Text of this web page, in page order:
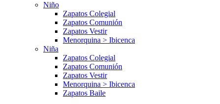
Niño
Zapatos Colegial
Zapatos Comunión
Zapatos Vestir
Menorquina > Ibicenca
Niña
Zapatos Colegial
Zapatos Comunión
Zapatos Vestir
Menorquina > Ibicenca
Zapatos Baile